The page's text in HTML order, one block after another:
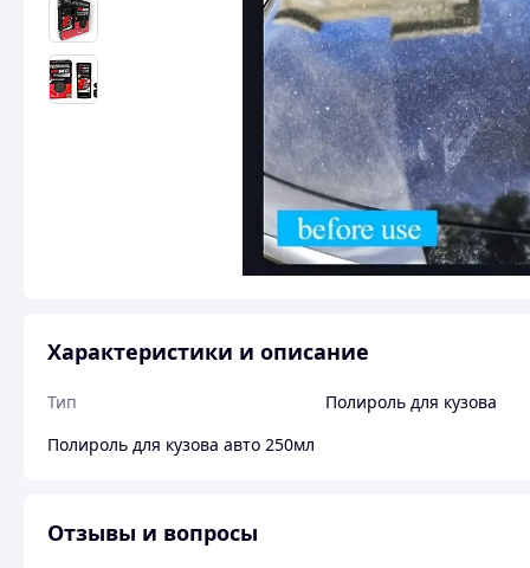
Характеристики и описание
Тип
Полироль для кузова
Полироль для кузова авто 250мл
Отзывы и вопросы